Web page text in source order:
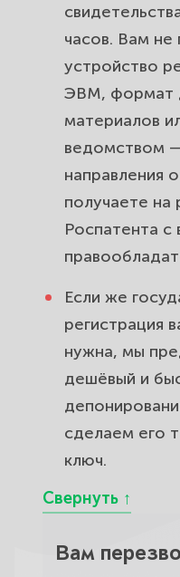
часов. Вам не
устройство
ЭВМ, формат
материалов
ведомством
направления
получаете на
Роспатента
Если же
регистрация
нужна, мы
дешёвый и
сделаем его
ключ.
Вам